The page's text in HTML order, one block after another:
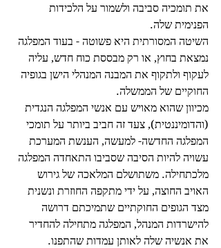
את תומכיה סביבה ולשמור על הלכידות
הפנימית שלה.
השיטה המסורתית היא פשוטה - בעוד המפלגה
נמצאת בחוץ, או רק מבססת כוח חדש, עליה
לעקוף ולתקוף את המבנה המנהלי הישן בגופיה
החוקיים של הממשלה.
מכיוון שהוא מאויש עם אנשי המפלגה הנגדית
(והדומיננטית), צעד זה חביב ביותר על תומכי
המפלגה החדשה- למעשה, הענשת המערכת
עשויה להיות הסיבה שסביבו התאחדה המפלגה
מלכתחילה. משתושלם המלאכה של גירוש
האויב החוצה, על ידי מתקפה החוזרת ונשנית
מצד הגופים החוקתיים שתמיכתם דרושה
להישרדות המנהל, המפלגה מתחילה להחדיר
את אנשיה שלה לאותן עמדות שהתפנו.